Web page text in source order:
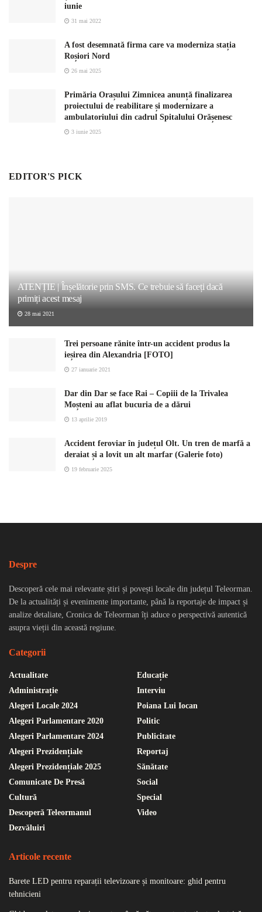
iunie
31 mai 2022
A fost desemnată firma care va moderniza stația
Roșiori Nord
26 mai 2025
Primăria Orașului Zimnicea anunță finalizarea
proiectului de reabilitare și modernizare a
ambulatoriului din cadrul Spitalului Orășenesc
3 iunie 2025
EDITOR'S PICK
ATENȚIE | Înșelătorie prin SMS. Ce trebuie să faceți dacă
primiți acest mesaj
28 mai 2021
Trei persoane rănite într-un accident produs la
ieșirea din Alexandria [FOTO]
27 ianuarie 2021
Dar din Dar se face Rai – Copiii de la Trivalea
Moșteni au aflat bucuria de a dărui
13 aprilie 2019
Accident feroviar în județul Olt. Un tren de marfă a
deraiat și a lovit un alt marfar (Galerie foto)
19 februarie 2025
Despre
Descoperă cele mai relevante știri și povești locale din județul Teleorman.
De la actualități și evenimente importante, până la reportaje de impact și
analize detaliate, Cronica de Teleorman îți aduce o perspectivă autentică
asupra vieții din această regiune.
Categorii
Actualitate
Administrație
Alegeri Locale 2024
Alegeri Parlamentare 2020
Alegeri Parlamentare 2024
Alegeri Prezidențiale
Alegeri Prezidențiale 2025
Comunicate De Presă
Cultură
Descoperă Teleormanul
Dezvăluiri
Educație
Interviu
Poiana Lui Iocan
Politic
Publicitate
Reportaj
Sănătate
Social
Special
Video
Articole recente
Barete LED pentru reparații televizoare și monitoare: ghid pentru
tehnicieni